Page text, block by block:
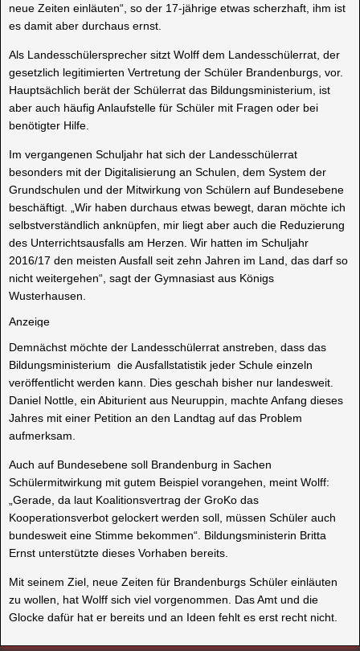
neue Zeiten einläuten“, so der 17-jährige etwas scherzhaft, ihm ist
es damit aber durchaus ernst.
Als Landesschülersprecher sitzt Wolff dem Landesschülerrat, der
gesetzlich legitimierten Vertretung der Schüler Brandenburgs, vor.
Hauptsächlich berät der Schülerrat das Bildungsministerium, ist
aber auch häufig Anlaufstelle für Schüler mit Fragen oder bei
benötigter Hilfe.
Im vergangenen Schuljahr hat sich der Landesschülerrat
besonders mit der Digitalisierung an Schulen, dem System der
Grundschulen und der Mitwirkung von Schülern auf Bundesebene
beschäftigt. „Wir haben durchaus etwas bewegt, daran möchte ich
selbstverständlich anknüpfen, mir liegt aber auch die Reduzierung
des Unterrichtsausfalls am Herzen. Wir hatten im Schuljahr
2016/17 den meisten Ausfall seit zehn Jahren im Land, das darf so
nicht weitergehen“, sagt der Gymnasiast aus Königs
Wusterhausen.
Anzeige
Demnächst möchte der Landesschülerrat anstreben, dass das
Bildungsministerium die Ausfallstatistik jeder Schule einzeln
veröffentlicht werden kann. Dies geschah bisher nur landesweit.
Daniel Nottle, ein Abiturient aus Neuruppin, machte Anfang dieses
Jahres mit einer Petition an den Landtag auf das Problem
aufmerksam.
Auch auf Bundesebene soll Brandenburg in Sachen
Schülermitwirkung mit gutem Beispiel vorangehen, meint Wolff:
„Gerade, da laut Koalitionsvertrag der GroKo das
Kooperationsverbot gelockert werden soll, müssen Schüler auch
bundesweit eine Stimme bekommen“. Bildungsministerin Britta
Ernst unterstützte dieses Vorhaben bereits.
Mit seinem Ziel, neue Zeiten für Brandenburgs Schüler einläuten
zu wollen, hat Wolff sich viel vorgenommen. Das Amt und die